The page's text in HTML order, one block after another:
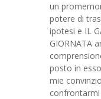
un
potere di
ipotesi e IL
GIORNATA
posto in
mie